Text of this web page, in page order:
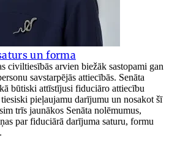
un forma
civiltiesībās arvien biežāk sastopami gan
savstarpējās attiecībās. Senāta
būtiski attīstījusi fiduciāro attiecību
pieļaujamu darījumu un nosakot šī
trīs jaunākos Senāta nolēmumus,
par fiduciārā darījuma saturu, formu